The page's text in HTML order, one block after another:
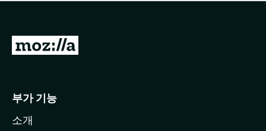
점
습
니
M
l
부가 기능
소개